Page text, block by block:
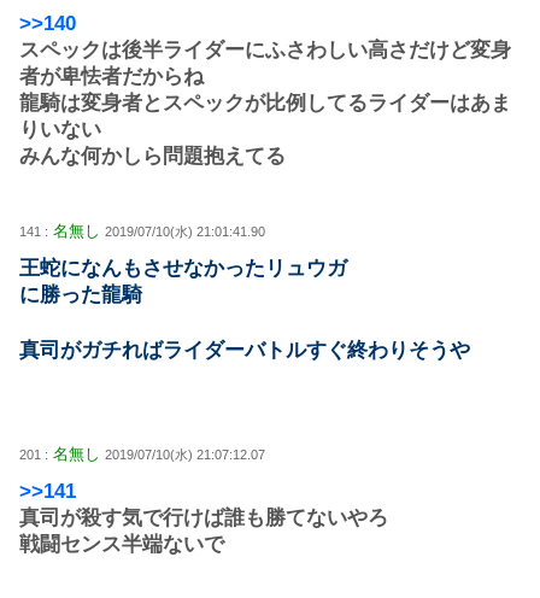
>>140
スペックは後半ライダーにふさわしい高さだけど変身
者が卑怯者だからね
龍騎は変身者とスペックが比例してるライダーはあま
りいない
みんな何かしら問題抱えてる
141 : 名無し 2019/07/10(水) 21:01:41.90
王蛇になんもさせなかったリュウガ
に勝った龍騎
真司がガチればライダーバトルすぐ終わりそうや
201 : 名無し 2019/07/10(水) 21:07:12.07
>>141
真司が殺す気で行けば誰も勝てないやろ
戦闘センス半端ないで